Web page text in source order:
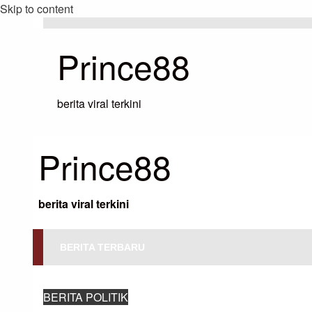
Skip to content
Prince88
berita viral terkini
Prince88
berita viral terkini
BERITA TERBARU
BERITA POLITIK